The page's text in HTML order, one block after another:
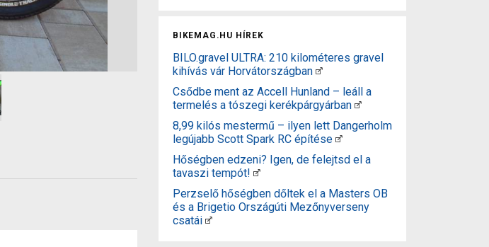
BIKEMAG.HU HÍREK
BILO.gravel ULTRA: 210 kilométeres gravel
kihívás vár Horvátországban
Csődbe ment az Accell Hunland – leáll a
termelés a tószegi kerékpárgyárban
8,99 kilós mestermű – ilyen lett Dangerholm
legújabb Scott Spark RC építése
Hőségben edzeni? Igen, de felejtsd el a
tavaszi tempót!
Perzselő hőségben dőltek el a Masters OB
és a Brigetio Országúti Mezőnyverseny
csatái